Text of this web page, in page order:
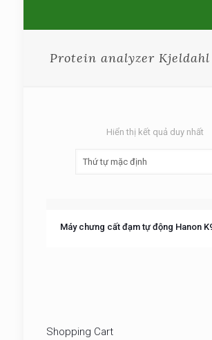
Protein analyzer Kjeldahl
Hiển thị kết quả duy nhất
Máy chưng cất đạm tự động Hanon
Shopping Cart